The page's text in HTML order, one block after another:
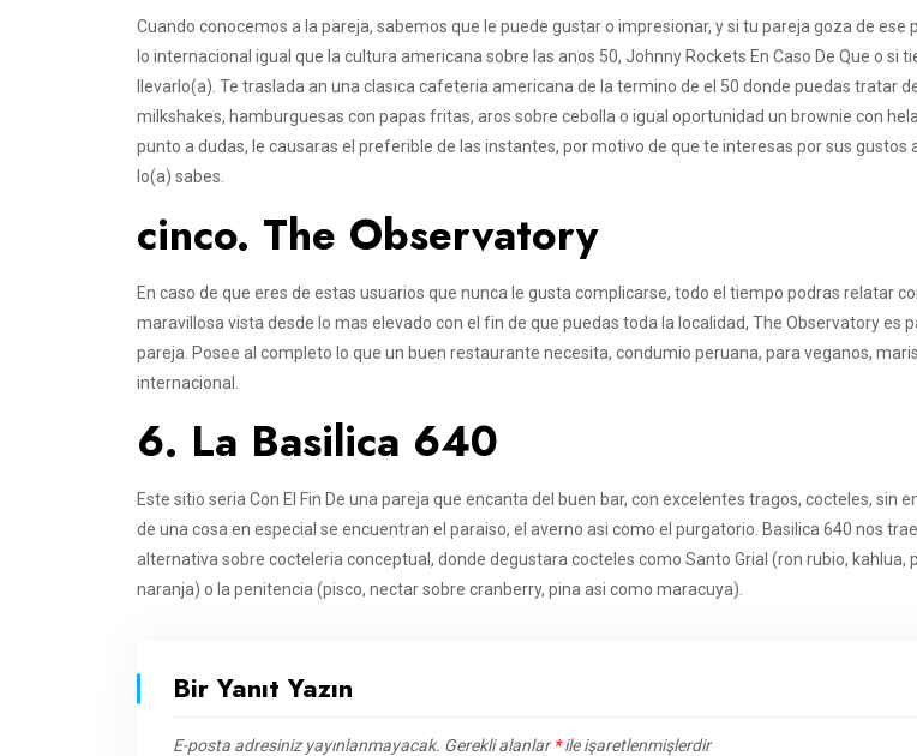
Cuando conocemos a la pareja, sabemos que le puede gustar o impresionar, y si tu pareja goza de ese
lo internacional igual que la cultura americana sobre las anos 50, Johnny Rockets En Caso De Que o si
llevarlo(a). Te traslada an una clasica cafeteria americana de la termino de el 50 donde puedas tratar
milkshakes, hamburguesas con papas fritas, aros sobre cebolla o igual oportunidad un brownie con
punto a dudas, le causaras el preferible de las instantes, por motivo de que te interesas por sus gustos
lo(a) sabes.
cinco. The Observatory
En caso de que eres de estas usuarios que nunca le gusta complicarse, todo el tiempo podras relatar
maravillosa vista desde lo mas elevado con el fin de que puedas toda la localidad, The Observatory es
pareja. Posee al completo lo que un buen restaurante necesita, condumio peruana, para veganos,
internacional.
6. La Basilica 640
Este sitio seri­a Con El Fin De una pareja que encanta del buen bar, con excelentes tragos, cocteles, sin
de una cosa en especial se encuentran el paraiso, el averno asi­ como el purgatorio. Basilica 640 nos
alternativa sobre cocteleria conceptual, donde degustara cocteles como Santo Grial (ron rubio, kahlua,
naranja) o la penitencia (pisco, nectar sobre cranberry, pina asi­ como maracuya).
Bir Yanıt Yazın
E-posta adresiniz yayınlanmayacak. Gerekli alanlar*ile işaretlenmişlerdir